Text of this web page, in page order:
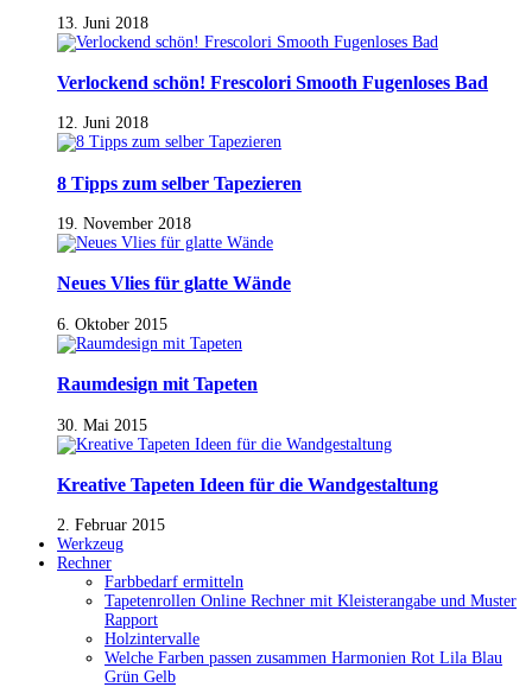
13. Juni 2018
Verlockend schön! Frescolori Smooth Fugenloses Bad
12. Juni 2018
8 Tipps zum selber Tapezieren
19. November 2018
Neues Vlies für glatte Wände
6. Oktober 2015
Raumdesign mit Tapeten
30. Mai 2015
Kreative Tapeten Ideen für die Wandgestaltung
2. Februar 2015
Werkzeug
Rechner
Farbbedarf ermitteln
Tapetenrollen Online Rechner mit Kleisterangabe und Muster
Rapport
Holzintervalle
Welche Farben passen zusammen Harmonien Rot Lila Blau
Grün Gelb